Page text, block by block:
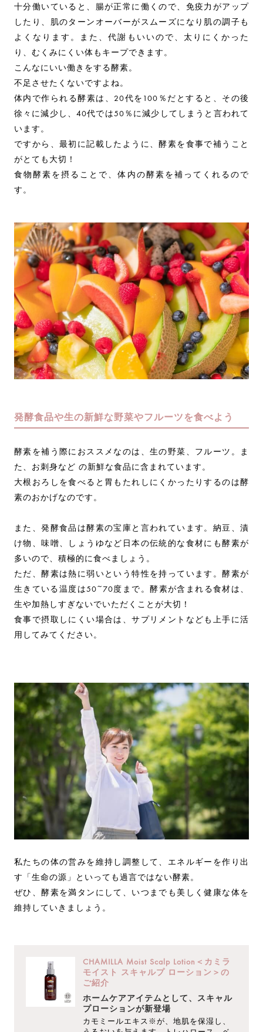
十分働いていると、腸が正常に働くので、免疫力がアップ
したり、肌のターンオーバーがスムーズになり肌の調子も
よくなります。また、代謝もいいので、太りにくかった
り、むくみにくい体もキープできます。
こんなにいい働きをする酵素。
不足させたくないですよね。
体内で作られる酵素は、20代を100％だとすると、その後
徐々に減少し、40代では50％に減少してしまうと言われて
います。
ですから、最初に記載したように、酵素を食事で補うこと
がとても大切！
食物酵素を摂ることで、体内の酵素を補ってくれるので
す。
発酵食品や生の新鮮な野菜やフルーツを食べよう
酵素を補う際におススメなのは、生の野菜、フルーツ。ま
た、お刺身など の新鮮な食品に含まれています。
大根おろしを食べると胃もたれしにくかったりするのは酵
素のおかげなのです。
また、発酵食品は酵素の宝庫と言われています。納豆、漬
け物、味噌、しょうゆなど日本の伝統的な食材にも酵素が
多いので、積極的に食べましょう。
ただ、酵素は熱に弱いという特性を持っています。酵素が
生きている温度は50~70度まで。酵素が含まれる食材は、
生や加熱しすぎないでいただくことが大切！
食事で摂取しにくい場合は、サプリメントなども上手に活
用してみてください。
私たちの体の営みを維持し調整して、エネルギーを作り出
す「生命の源」といっても過言ではない酵素。
ぜひ、酵素を満タンにして、いつまでも美しく健康な体を
維持していきましょう。
CHAMILLA Moist Scalp Lotion＜カミラ
モイスト スキャルプ ローション＞の
ご紹介
ホームケアアイテムとして、スキャル
プローションが新登場
カモミールエキス※が、地肌を保湿し、